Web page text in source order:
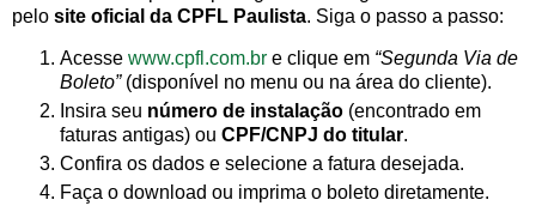
pelo site oficial da CPFL Paulista. Siga o passo a passo:
Acesse www.cpfl.com.br e clique em “Segunda Via de
Boleto”(disponível no menu ou na área do cliente).
Insira seu número de instalação (encontrado em
faturas antigas) ou CPF/CNPJ do titular.
Confira os dados e selecione a fatura desejada.
Faça o download ou imprima o boleto diretamente.